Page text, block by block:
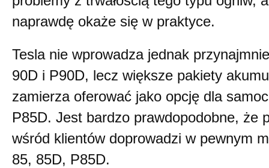
naprawdę okaże się w praktyce.
Tesla nie wprowadza jednak
90D i P90D, lecz większe pakiety
zamierza oferować jako opcję dla
P85D. Jest bardzo prawdopodobne, że
wśród klientów doprowadzi w pewnym
85, 85D, P85D.